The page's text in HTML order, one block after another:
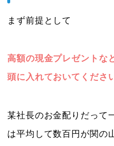
まず前提として
高額の現金プレゼントな
頭に入れておいてくださ
某社長のお金配りだって
は平均して数百円が関の